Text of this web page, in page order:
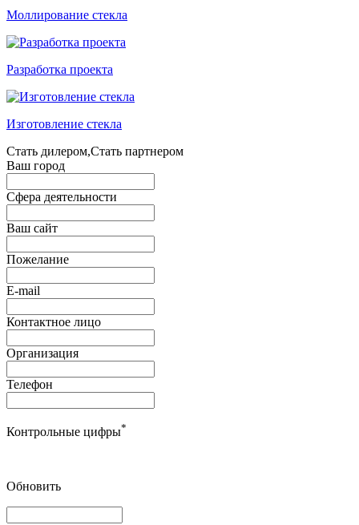
Моллирование стекла
Разработка проекта
Изготовление стекла
Стать дилером,Стать партнером
Ваш город
Сфера деятельности
Ваш сайт
Пожелание
E-mail
Контактное лицо
Организация
Телефон
Контрольные цифры*
Обновить